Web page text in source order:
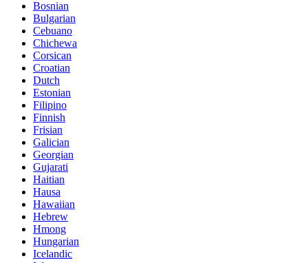
Bosnian
Bulgarian
Cebuano
Chichewa
Corsican
Croatian
Dutch
Estonian
Filipino
Finnish
Frisian
Galician
Georgian
Gujarati
Haitian
Hausa
Hawaiian
Hebrew
Hmong
Hungarian
Icelandic